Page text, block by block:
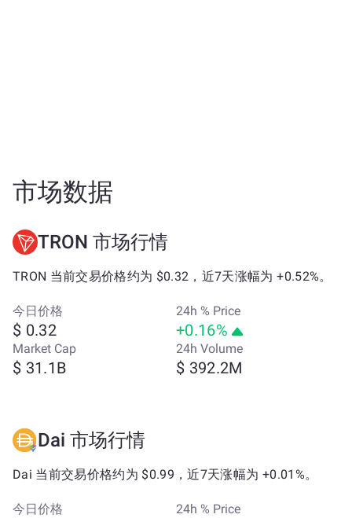
市场数据
TRON 市场行情
TRON 当前交易价格约为 $0.32，近7天涨幅为 +0.52%。
今日价格
$ 0.32
24h % Price
+0.16%
Market Cap
$ 31.1B
24h Volume
$ 392.2M
Dai 市场行情
Dai 当前交易价格约为 $0.99，近7天涨幅为 +0.01%。
今日价格 24h % Price